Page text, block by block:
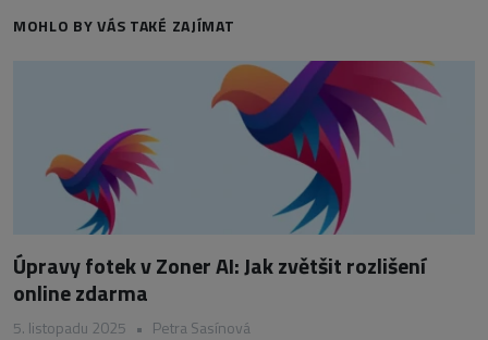
MOHLO BY VÁS TAKÉ ZAJÍMAT
Úpravy fotek v Zoner AI: Jak zvětšit rozlišení
online zdarma
5. listopadu 2025 • Petra Sasínová